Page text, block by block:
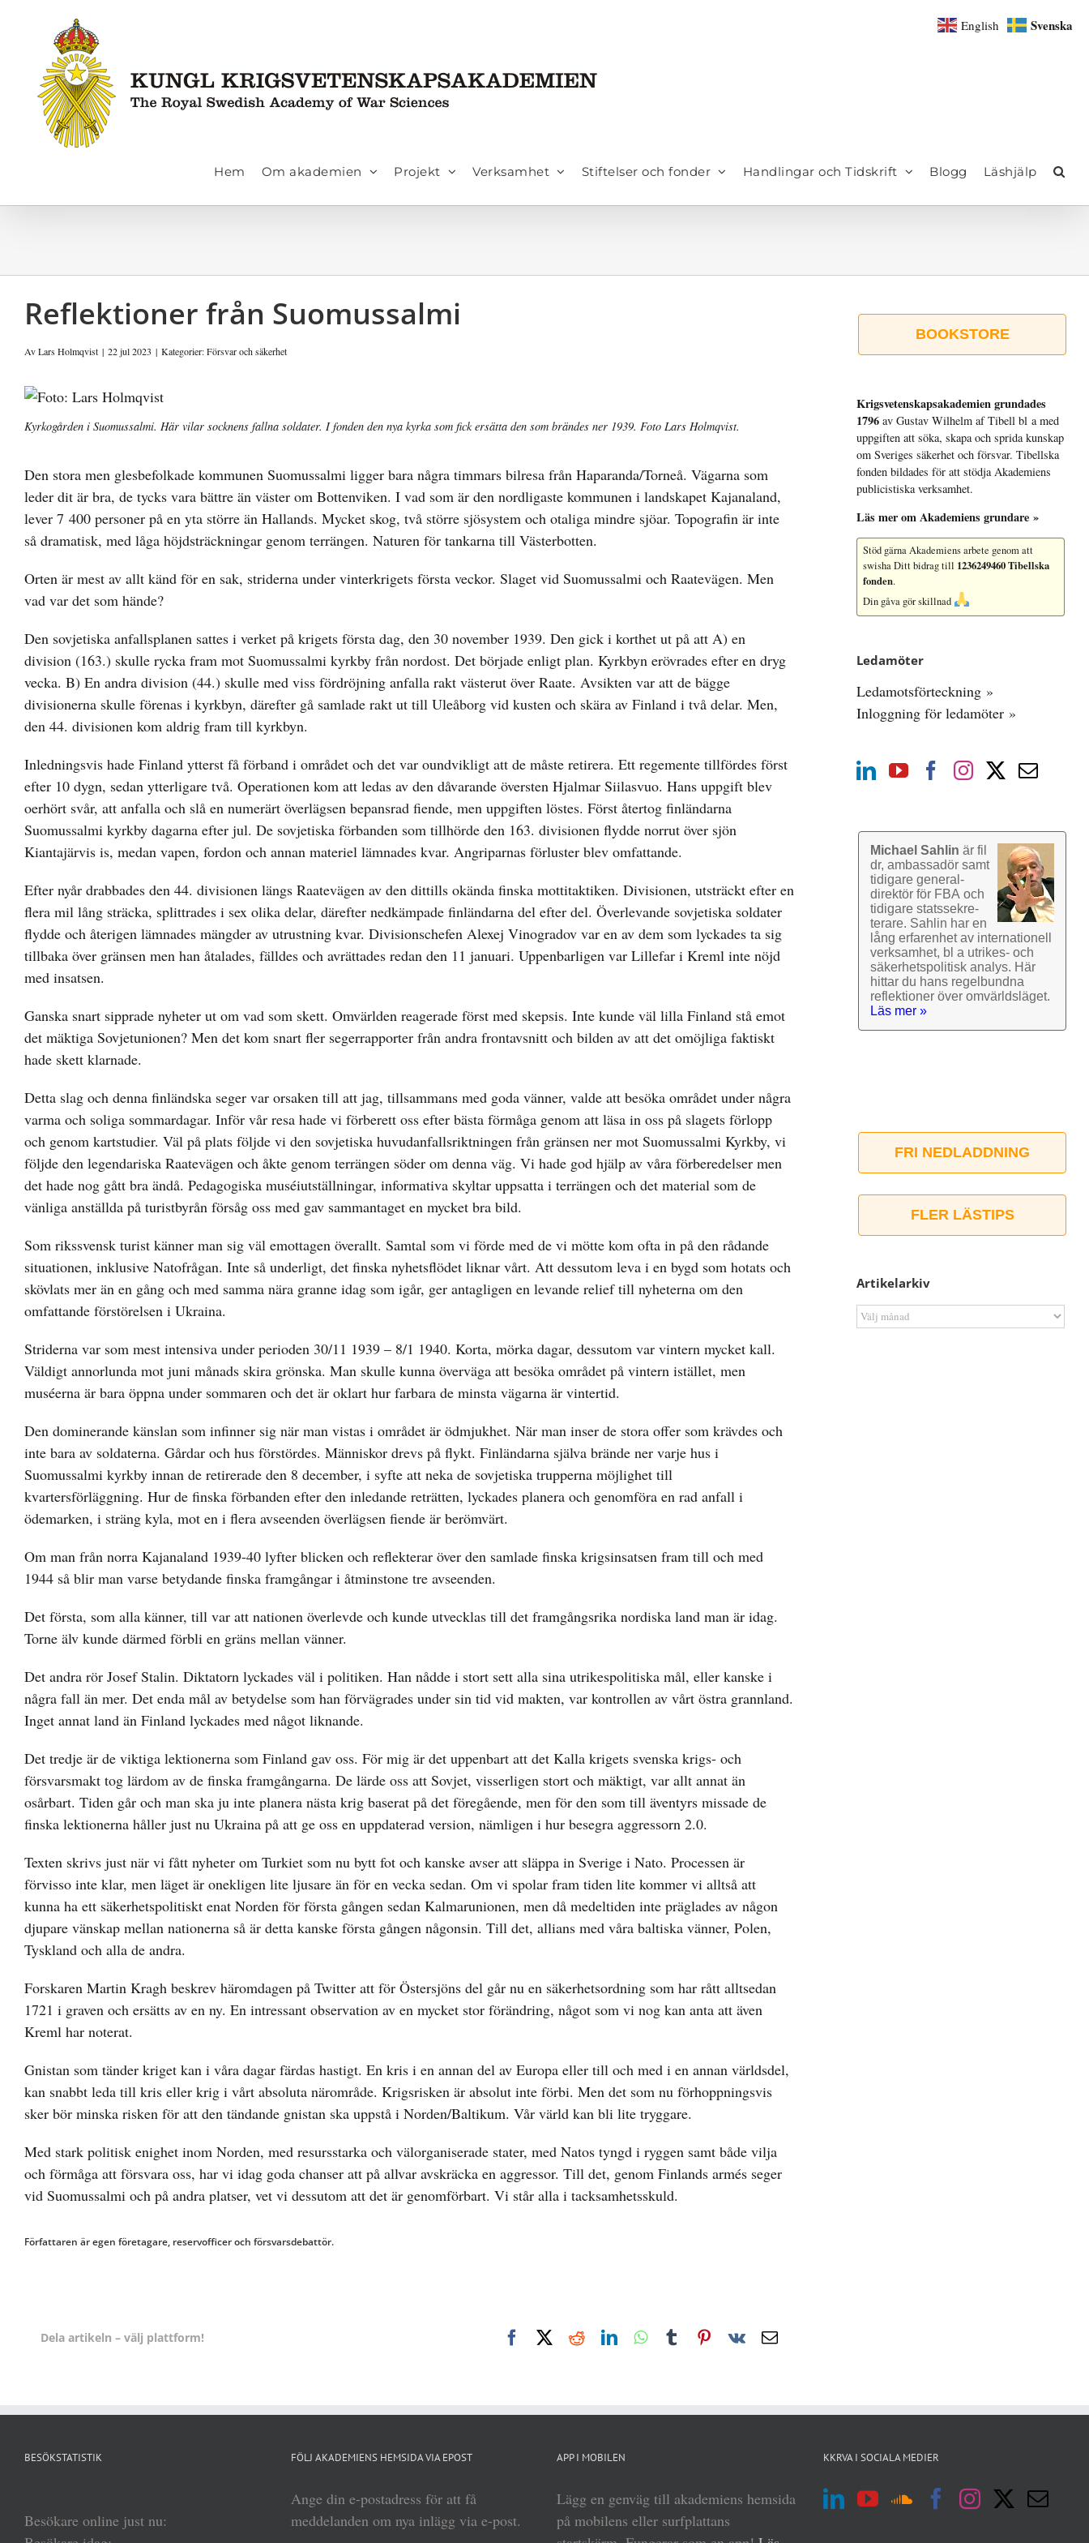
innehållet
Hem Om akademien Projekt Verksamhet Stiftelser och fonder Handlingar och Tidskrift Blogg Läshjälp
Reflektioner från Suomussalmi
AvLars Holmqvist | 22 jul 2023 | Kategorier:Försvar och säkerhet
Visa
större
bild
Kyrkogården i Suomussalmi. Här vilar socknens fallna soldater. I fonden den nya kyrka som fick ersätta den som brändes ner 1939. Foto Lars Holmqvist.
Den stora men glesbefolkade kommunen Suomussalmi ligger bara några timmars bilresa från Haparanda/Torneå. Vägarna som
leder dit är bra, de tycks vara bättre än väster om Bottenviken. I vad som är den nordligaste kommunen i landskapet Kajanaland,
lever 7 400 personer på en yta större än Hallands. Mycket skog, två större sjösystem och otaliga mindre sjöar. Topografin är inte
så dramatisk, med låga höjdsträckningar genom terrängen. Naturen för tankarna till Västerbotten.
Orten är mest av allt känd för en sak, striderna under vinterkrigets första veckor. Slaget vid Suomussalmi och Raatevägen. Men
vad var det som hände?
Den sovjetiska anfallsplanen sattes i verket på krigets första dag, den 30 november 1939. Den gick i korthet ut på att A) en
division (163.) skulle rycka fram mot Suomussalmi kyrkby från nordost. Det började enligt plan. Kyrkbyn erövrades efter en dryg
vecka. B) En andra division (44.) skulle med viss fördröjning anfalla rakt västerut över Raate. Avsikten var att de bägge
divisionerna skulle förenas i kyrkbyn, därefter gå samlade rakt ut till Uleåborg vid kusten och skära av Finland i två delar. Men,
den 44. divisionen kom aldrig fram till kyrkbyn.
Inledningsvis hade Finland ytterst få förband i området och det var oundvikligt att de måste retirera. Ett regemente tillfördes först
efter 10 dygn, sedan ytterligare två. Operationen kom att ledas av den dåvarande översten Hjalmar Siilasvuo. Hans uppgift blev
oerhört svår, att anfalla och slå en numerärt överlägsen bepansrad fiende, men uppgiften löstes. Först återtog finländarna
Suomussalmi kyrkby dagarna efter jul. De sovjetiska förbanden som tillhörde den 163. divisionen flydde norrut över sjön
Kiantajärvis is, medan vapen, fordon och annan materiel lämnades kvar. Angriparnas förluster blev omfattande.
Efter nyår drabbades den 44. divisionen längs Raatevägen av den dittills okända finska mottitaktiken. Divisionen, utsträckt efter en
flera mil lång sträcka, splittrades i sex olika delar, därefter nedkämpade finländarna del efter del. Överlevande sovjetiska soldater
flydde och återigen lämnades mängder av utrustning kvar. Divisionschefen Alexej Vinogradov var en av dem som lyckades ta sig
tillbaka över gränsen men han åtalades, fälldes och avrättades redan den 11 januari. Uppenbarligen var Lillefar i Kreml inte nöjd
med insatsen.
Ganska snart sipprade nyheter ut om vad som skett. Omvärlden reagerade först med skepsis. Inte kunde väl lilla Finland stå emot
det mäktiga Sovjetunionen? Men det kom snart fler segerrapporter från andra frontavsnitt och bilden av att det omöjliga faktiskt
hade skett klarnade.
Detta slag och denna finländska seger var orsaken till att jag, tillsammans med goda vänner, valde att besöka området under några
varma och soliga sommardagar. Inför vår resa hade vi förberett oss efter bästa förmåga genom att läsa in oss på slagets förlopp
och genom kartstudier. Väl på plats följde vi den sovjetiska huvudanfallsriktningen från gränsen ner mot Suomussalmi Kyrkby, vi
följde den legendariska Raatevägen och åkte genom terrängen söder om denna väg. Vi hade god hjälp av våra förberedelser men
det hade nog gått bra ändå. Pedagogiska muséiutställningar, informativa skyltar uppsatta i terrängen och det material som de
vänliga anställda på turistbyrån försåg oss med gav sammantaget en mycket bra bild.
Som rikssvensk turist känner man sig väl emottagen överallt. Samtal som vi förde med de vi mötte kom ofta in på den rådande
situationen, inklusive Natofrågan. Inte så underligt, det finska nyhetsflödet liknar vårt. Att dessutom leva i en bygd som hotats och
skövlats mer än en gång och med samma nära granne idag som igår, ger antagligen en levande relief till nyheterna om den
omfattande förstörelsen i Ukraina.
Striderna var som mest intensiva under perioden 30/11 1939 – 8/1 1940. Korta, mörka dagar, dessutom var vintern mycket kall.
Väldigt annorlunda mot juni månads skira grönska. Man skulle kunna överväga att besöka området på vintern istället, men
muséerna är bara öppna under sommaren och det är oklart hur farbara de minsta vägarna är vintertid.
Den dominerande känslan som infinner sig när man vistas i området är ödmjukhet. När man inser de stora offer som krävdes och
inte bara av soldaterna. Gårdar och hus förstördes. Människor drevs på flykt. Finländarna själva brände ner varje hus i
Suomussalmi kyrkby innan de retirerade den 8 december, i syfte att neka de sovjetiska trupperna möjlighet till
kvartersförläggning. Hur de finska förbanden efter den inledande reträtten, lyckades planera och genomföra en rad anfall i
ödemarken, i sträng kyla, mot en i flera avseenden överlägsen fiende är berömvärt.
Om man från norra Kajanaland 1939-40 lyfter blicken och reflekterar över den samlade finska krigsinsatsen fram till och med
1944 så blir man varse betydande finska framgångar i åtminstone tre avseenden.
Det första, som alla känner, till var att nationen överlevde och kunde utvecklas till det framgångsrika nordiska land man är idag.
Torne älv kunde därmed förbli en gräns mellan vänner.
Det andra rör Josef Stalin. Diktatorn lyckades väl i politiken. Han nådde i stort sett alla sina utrikespolitiska mål, eller kanske i
några fall än mer. Det enda mål av betydelse som han förvägrades under sin tid vid makten, var kontrollen av vårt östra grannland.
Inget annat land än Finland lyckades med något liknande.
Det tredje är de viktiga lektionerna som Finland gav oss. För mig är det uppenbart att det Kalla krigets svenska krigs- och
försvarsmakt tog lärdom av de finska framgångarna. De lärde oss att Sovjet, visserligen stort och mäktigt, var allt annat än
osårbart. Tiden går och man ska ju inte planera nästa krig baserat på det föregående, men för den som till äventyrs missade de
finska lektionerna håller just nu Ukraina på att ge oss en uppdaterad version, nämligen i hur besegra aggressorn 2.0.
Texten skrivs just när vi fått nyheter om Turkiet som nu bytt fot och kanske avser att släppa in Sverige i Nato. Processen är
förvisso inte klar, men läget är onekligen lite ljusare än för en vecka sedan. Om vi spolar fram tiden lite kommer vi alltså att
kunna ha ett säkerhetspolitiskt enat Norden för första gången sedan Kalmarunionen, men då medeltiden inte präglades av någon
djupare vänskap mellan nationerna så är detta kanske första gången någonsin. Till det, allians med våra baltiska vänner, Polen,
Tyskland och alla de andra.
Forskaren Martin Kragh beskrev häromdagen på Twitter att för Östersjöns del går nu en säkerhetsordning som har rått alltsedan
1721 i graven och ersätts av en ny. En intressant observation av en mycket stor förändring, något som vi nog kan anta att även
Kreml har noterat.
Gnistan som tänder kriget kan i våra dagar färdas hastigt. En kris i en annan del av Europa eller till och med i en annan världsdel,
kan snabbt leda till kris eller krig i vårt absoluta närområde. Krigsrisken är absolut inte förbi. Men det som nu förhoppningsvis
sker bör minska risken för att den tändande gnistan ska uppstå i Norden/Baltikum. Vår värld kan bli lite tryggare.
Med stark politisk enighet inom Norden, med resursstarka och välorganiserade stater, med Natos tyngd i ryggen samt både vilja
och förmåga att försvara oss, har vi idag goda chanser att på allvar avskräcka en aggressor. Till det, genom Finlands armés seger
vid Suomussalmi och på andra platser, vet vi dessutom att det är genomförbart. Vi står alla i tacksamhetsskuld.
Författaren är egen företagare, reservofficer och försvarsdebattör.
Dela artikeln – välj plattform! FacebookRedditLinkedInWhatsApp
TumblrPinterest
Vk
E-
BOOKSTORE
Krigsvetenskap­sakademien grundades
1796 av Gustav Wilhelm af Tibell bl a med
uppgiften att söka, skapa och sprida kunskap
om Sveriges säkerhet och försvar. Tibellska
fonden bildades för att stödja Akademiens
publicistiska verksamhet.
Läs mer om Akademiens grundare »
Stöd gärna Akademiens arbete genom att
swisha Ditt bidrag till 1236249460 Tibellska
fonden.
Din gåva gör skillnad
Ledamöter
Ledamotsförteckning »
Inloggning för ledamöter »
Michael Sahlin är fil
dr, ambassadör samt
tidigare general­
direktör för FBA och
tidigare stats­sekre­
terare. Sahlin har en
lång erfarenhet av inter­nationell
verk­samhet, bl a utrikes- och
säkerhets­politisk analys. Här
hittar du hans regel­bundna
reflek­tioner över omvärlds­läget.
Läs mer »
FRI NEDLADDNING
FLER LÄSTIPS
Artikelarkiv
Artikelarkiv
BESÖKSTATISTIK
Besökare online just nu:
FÖLJ AKADEMIENS HEMSIDA VIA EPOST
Ange din e-postadress för att få
meddelanden om nya inlägg via e-post.
APP I MOBILEN
Lägg en genväg till akademiens hemsida
på mobilens eller surfplattans
KKRVA I SOCIALA MEDIER
English Svenska